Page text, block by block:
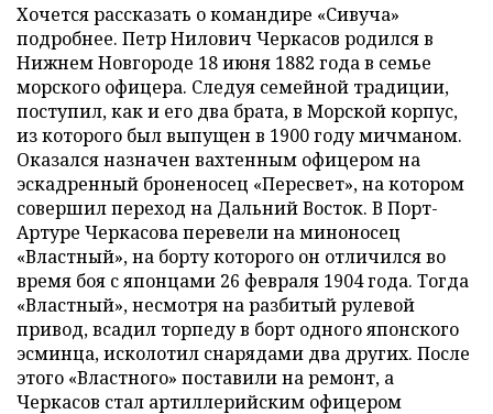
Хочется рассказать о командире «Сивуча»
подробнее. Петр Нилович Черкасов родился в
Нижнем Новгороде 18 июня 1882 года в семье
морского офицера. Следуя семейной традиции,
поступил, как и его два брата, в Морской корпус,
из которого был выпущен в 1900 году мичманом.
Оказался назначен вахтенным офицером на
эскадренный броненосец «Пересвет», на котором
совершил переход на Дальний Восток. В Порт-
Артуре Черкасова перевели на миноносец
«Властный», на борту которого он отличился во
время боя с японцами 26 февраля 1904 года. Тогда
«Властный», несмотря на разбитый рулевой
привод, всадил торпеду в борт одного японского
эсминца, исколотил снарядами два других. После
этого «Властного» поставили на ремонт, а
Черкасов стал артиллерийским офицером